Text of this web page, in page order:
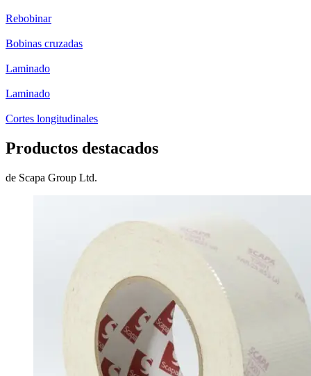
Rebobinar
Bobinas cruzadas
Laminado
Laminado
Cortes longitudinales
Productos destacados
de Scapa Group Ltd.